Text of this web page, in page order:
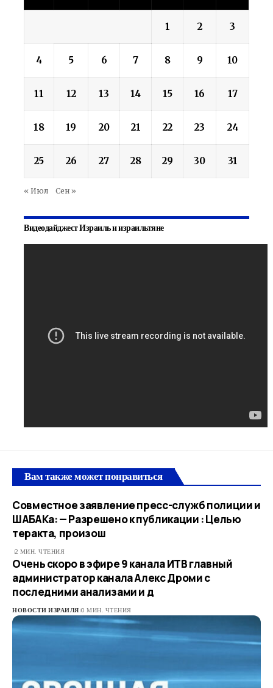
1 2 3
4 5 6 7 8 9 10
11 12 13 14 15 16 17
18 19 20 21 22 23 24
25 26 27 28 29 30 31
« Июл Сен »
Видеодайджест Израиль и израильтяне
Вам также может понравиться
Совместное заявление пресс-служб полиции и
ШАБАКа: — Разрешено к публикации : Целью
теракта, произош
2 МИН. ЧТЕНИЯ
Очень скоро в эфире 9 канала ИТВ главный
администратор канала Алекс Дроми с
последними анализами и д
НОВОСТИ ИЗРАИЛЯ 0 МИН. ЧТЕНИЯ